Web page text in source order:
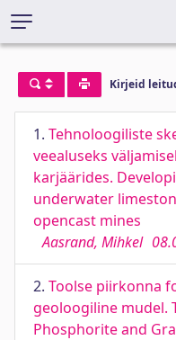
Kirjeid
1. Tehnoloogiliste
veealuseks
karjäärides.
underwater
opencast mines
Aasrand, Mihkel
2. Toolse piirkonna
geoloogiline mudel.
Phosphorite and